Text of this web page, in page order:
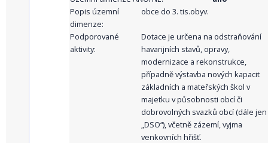
Popis územní
dimenze:
obce do 3. tis.obyv.
Podporované
aktivity:
Dotace je určena na odstraňování
havarijních stavů, opravy,
modernizace a rekonstrukce,
případně výstavba nových kapacit
základních a mateřských škol v
majetku v působnosti obcí či
dobrovolných svazků obcí (dále jen
„DSO“), včetně zázemí, vyjma
venkovních hřišť.